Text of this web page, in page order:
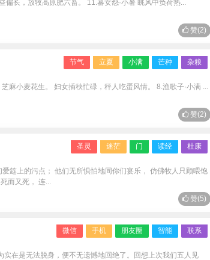
偏长，放牧高原肥六畜。 11.蕃女怨·小暑 眺风中负荷热...
赞(2)
节气 立夏 小满 芒种 杂粮
麻小麦花生。 妇女插秧忙碌，秤人吃蛋风情。 8.渔歌子·小满 ...
赞(2)
圣灵 迷茫 门 读经 杜康
筵上的污点； 他们无所惧怕地同你们宴乐， 仿佛牧人只顾喂饱
而又死， 连...
赞(5)
微信 手机 朋友圈 智能 联系
在是无法脱身，便不无遗憾地回绝了。回想上次我们五人见